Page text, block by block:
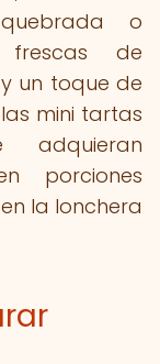
o
frescas de
un toque de
mini tartas
porciones
la lonchera